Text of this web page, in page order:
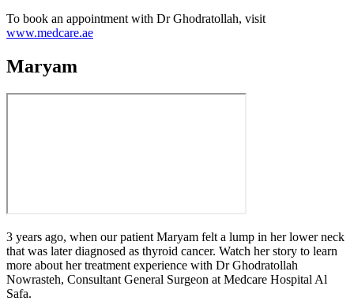
To book an appointment with Dr Ghodratollah, visit
www.medcare.ae
Maryam
3 years ago, when our patient Maryam felt a lump in her lower neck
that was later diagnosed as thyroid cancer. Watch her story to learn
more about her treatment experience with Dr Ghodratollah
Nowrasteh, Consultant General Surgeon at Medcare Hospital Al
Safa.